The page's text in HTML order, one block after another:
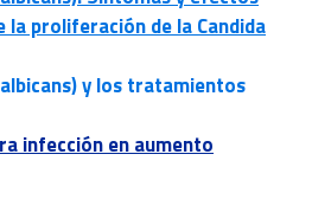
la proliferación de la Candida
albicans) y los tratamientos
infección en aumento